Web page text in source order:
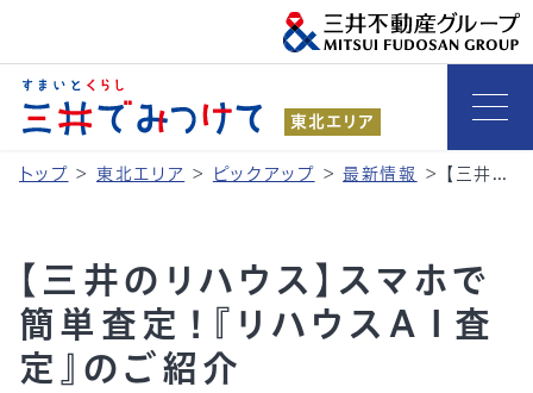
東北エリア
トップ > 東北エリア > ピックアップ > 最新情報 > 【三井のリハウス】スマホで簡単査定！『リハウスＡＩ査定』のご紹介
【三井のリハウス】スマホで
簡単査定！『リハウスＡＩ査
定』のご紹介